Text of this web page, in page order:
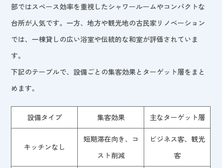
部ではスペース効率を重視したシャワールームやコンパクトな
台所が人気です。一方、地方や観光地の古民家リノベーション
では、一棟貸しの広い浴室や伝統的な和室が評価されていま
す。
下記のテーブルで、設備ごとの集客効果とターゲット層をまと
めます。
設備タイプ 集客効果 主なターゲット層
キッチンなし
短期滞在向き、コ
スト削減
ビジネス客、観光
客